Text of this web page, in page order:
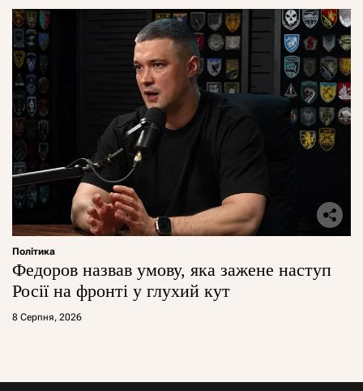
Політика
Федоров назвав умову, яка зажене наступ
Росії на фронті у глухий кут
8 Серпня, 2026